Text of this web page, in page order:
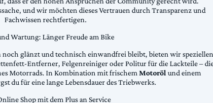
und wir möchten dieses Vertrauen durch Transparenz und
Fachwissen rechtfertigen.
Wartung: Länger Freude am Bike
glänzt und technisch einwandfrei bleibt, bieten wir speziellen
Entferner, Felgenreiniger oder Politur für die Lackteile –
Motorrads. In Kombination mit frischemMotorölund einem
du für eine lange Lebensdauer des Triebwerks.
Shop mit dem Plus an Service